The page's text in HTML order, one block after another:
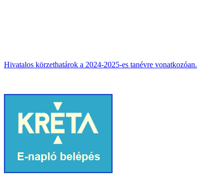
Hivatalos körzethatárok a 2024-2025-es tanévre vonatkozóan.